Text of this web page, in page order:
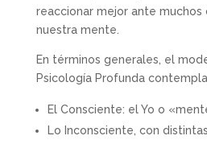
reaccionar mejor ante muchos
nuestra mente.
En términos generales, el
Psicología Profunda
El Consciente: el Yo o
Lo Inconsciente, con